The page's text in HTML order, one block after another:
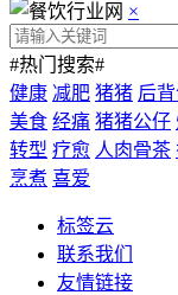
×
#热门搜索#
健康 减肥 猪猪 后
美食 经痛 猪猪公仔
转型 疗愈 人肉骨茶
烹煮 喜爱
标签云
联系我们
友情链接